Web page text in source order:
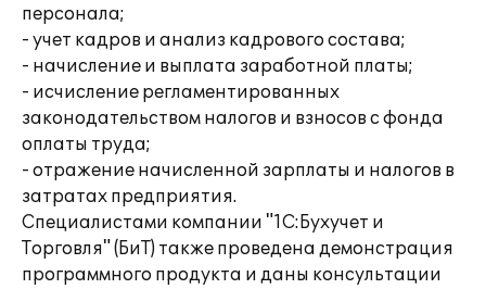
персонала;
- учет кадров и анализ кадрового состава;
- начисление и выплата заработной платы;
- исчисление регламентированных
законодательством налогов и взносов с фонда
оплаты труда;
- отражение начисленной зарплаты и налогов в
затратах предприятия.
Специалистами компании "1С:Бухучет и
Торговля" (БиТ) также проведена демонстрация
программного продукта и даны консультации